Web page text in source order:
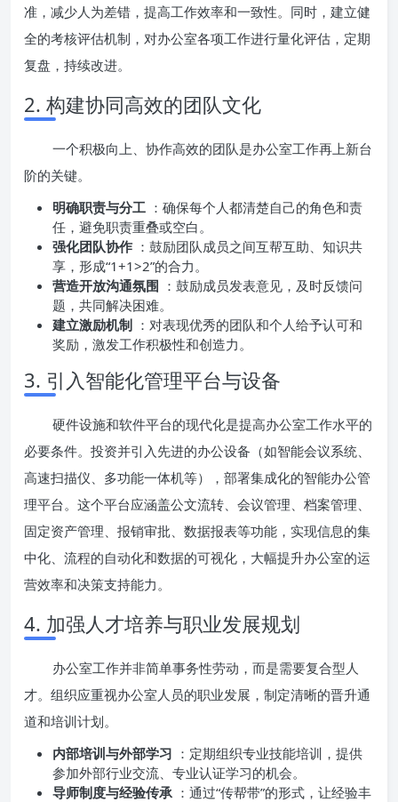
准，减少人为差错，提高工作效率和一致性。同时，建立健
全的考核评估机制，对办公室各项工作进行量化评估，定期
复盘，持续改进。
2. 构建协同高效的团队文化
一个积极向上、协作高效的团队是办公室工作再上新台
阶的关键。
明确职责与分工 ：确保每个人都清楚自己的角色和责
任，避免职责重叠或空白。
强化团队协作 ：鼓励团队成员之间互帮互助、知识共
享，形成“1+1>2”的合力。
营造开放沟通氛围 ：鼓励成员发表意见，及时反馈问
题，共同解决困难。
建立激励机制 ：对表现优秀的团队和个人给予认可和
奖励，激发工作积极性和创造力。
3. 引入智能化管理平台与设备
硬件设施和软件平台的现代化是提高办公室工作水平的
必要条件。投资并引入先进的办公设备（如智能会议系统、
高速扫描仪、多功能一体机等），部署集成化的智能办公管
理平台。这个平台应涵盖公文流转、会议管理、档案管理、
固定资产管理、报销审批、数据报表等功能，实现信息的集
中化、流程的自动化和数据的可视化，大幅提升办公室的运
营效率和决策支持能力。
4. 加强人才培养与职业发展规划
办公室工作并非简单事务性劳动，而是需要复合型人
才。组织应重视办公室人员的职业发展，制定清晰的晋升通
道和培训计划。
内部培训与外部学习 ：定期组织专业技能培训，提供
参加外部行业交流、专业认证学习的机会。
导师制度与经验传承 ：通过“传帮带”的形式，让经验丰